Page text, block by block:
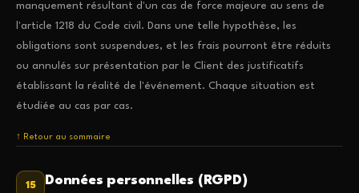
manquement résultant d'un cas de force majeure au sens de
l'article 1218 du Code civil. Dans une telle hypothèse, les
obligations sont suspendues, et les frais pourront être réduits
ou annulés sur présentation par le Client des justificatifs
établissant la réalité de l'événement. Chaque situation est
étudiée au cas par cas.
↑ Retour au sommaire
15 Données personnelles (RGPD)